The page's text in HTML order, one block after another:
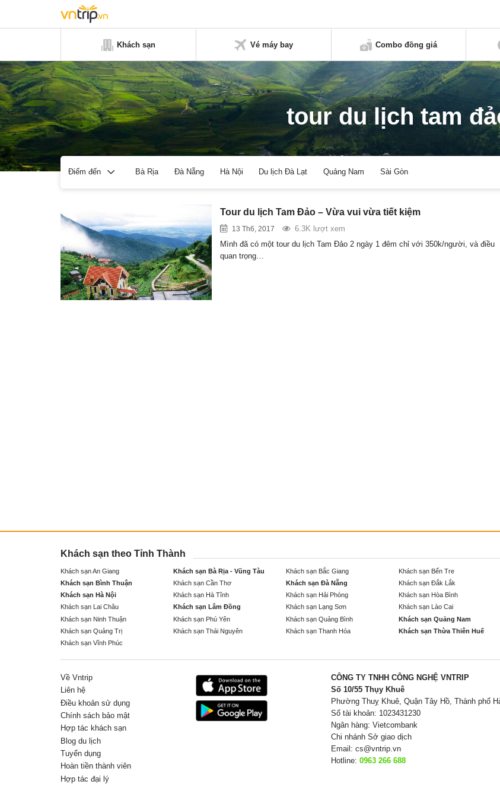
Khách sạn Vé máy bay Combo đồng giá
tour du lịch tam
Điểm đến Bà Rịa Đà Nẵng Hà Nội Du lịch Đà Lạt Quảng Nam Sài Gòn
Tour du lịch Tam Đảo – Vừa vui vừa tiết kiệm
13 Th6, 2017
6.3K lượt xem
Mình đã có một tour du lịch Tam Đảo 2 ngày 1 đêm chỉ với 350k/người, và điều
quan trọng…
Khách sạn theo Tỉnh Thành
Khách sạn An Giang Khách sạn Bà Rịa - Vũng Tàu Khách sạn Bắc Giang Khách sạn Bến Tre
Khách sạn Bình Thuận
Khách sạn Cần Thơ Khách sạn Đà Nẵng Khách sạn Đắk Lắk
Khách sạn Hà Nội
Khách sạn Hà Tĩnh Khách sạn Hải Phòng Khách sạn Hòa Bình
Khách sạn Lai Châu
Khách sạn Lâm Đồng Khách sạn Lạng Sơn Khách sạn Lào Cai
Khách sạn Ninh Thuận
Khách sạn Phú Yên Khách sạn Quảng Bình Khách sạn Quảng Nam
Khách sạn Quảng Trị
Khách sạn Thái Nguyên Khách sạn Thanh Hóa Khách sạn Thừa Thiên Huế
Khách sạn Vĩnh Phúc
Về Vntrip
Liên hệ
Điều khoản sử dụng
Chính sách bảo mật
Hợp tác khách sạn
Blog du lịch
Tuyển dụng
Hoàn tiền thành viên
Hợp tác đại lý
CÔNG TY TNHH CÔNG NGHỆ VNTRIP
Số 10/55 Thụy Khuê
Phường Thuỵ Khuê, Quận Tây Hồ, Thành phố
Số tài khoản: 1023431230
Ngân hàng: Vietcombank
Chi nhánh Sở giao dịch
Email: cs@vntrip.vn
Hotline: 0963 266 688